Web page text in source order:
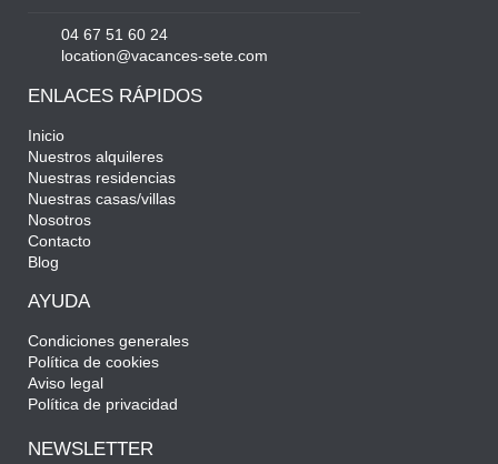
04 67 51 60 24
location@vacances-sete.com
ENLACES RÁPIDOS
Inicio
Nuestros alquileres
Nuestras residencias
Nuestras casas/villas
Nosotros
Contacto
Blog
AYUDA
Condiciones generales
Política de cookies
Aviso legal
Política de privacidad
NEWSLETTER